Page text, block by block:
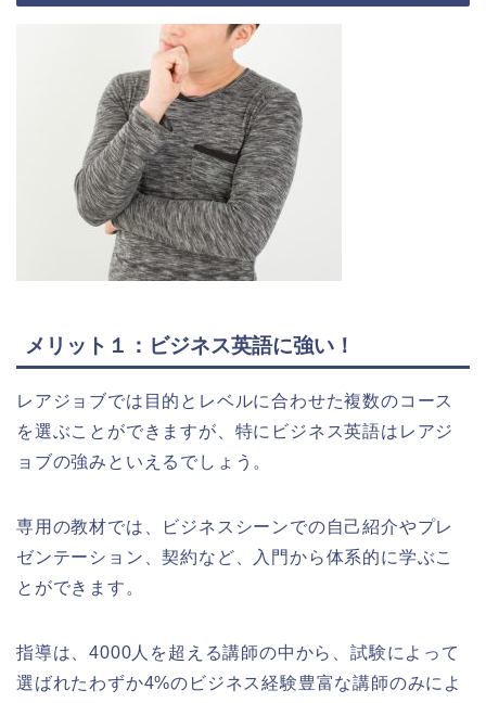
メリット１：ビジネス英語に強い！
レアジョブでは目的とレベルに合わせた複数のコース
を選ぶことができますが、特にビジネス英語はレアジ
ョブの強みといえるでしょう。
専用の教材では、ビジネスシーンでの自己紹介やプレ
ゼンテーション、契約など、入門から体系的に学ぶこ
とができます。
指導は、4000人を超える講師の中から、試験によって
選ばれたわずか4%のビジネス経験豊富な講師のみによ